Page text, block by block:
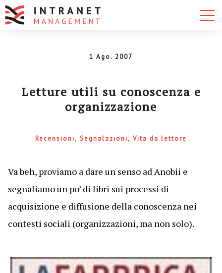
1 Ago. 2007
Letture utili su conoscenza e
organizzazione
Recensioni Segnalazioni Vita da lettore
Va beh, proviamo a dare un senso ad Anobii e
segnaliamo un po’ di libri sui processi di
acquisizione e diffusione della conoscenza nei
contesti sociali (organizzazioni, ma non solo).